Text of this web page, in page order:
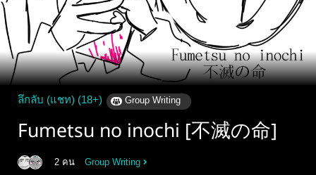
ลึกลับ (แชท) (18+) Group Writing
Fumetsu no inochi [不滅の命]
2 คน Group Writing